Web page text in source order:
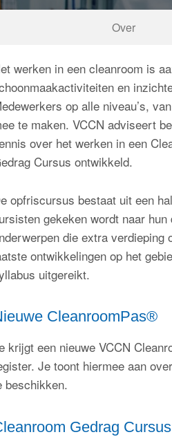
Over
werken in een cleanroom is
en
op alle niveau’s,
te maken. VCCN adviseert
over het werken in een
Cursus ontwikkeld.
opfriscursus bestaat uit een
gekeken wordt naar
die extra verdieping
ontwikkelingen op het
uitgereikt.
CleanroomPas®
krijgt een nieuwe VCCN
Je toont hiermee aan
beschikken.
Gedrag Cursus